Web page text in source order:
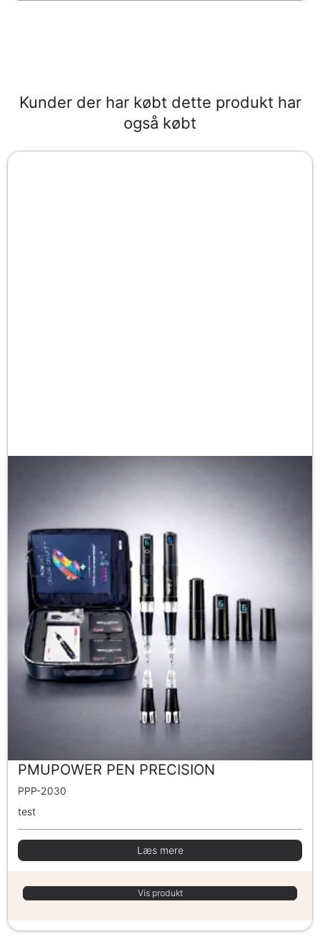
Kunder der har købt dette produkt har
også købt
PMUPOWER PEN PRECISION
PPP-2030
test
Læs mere
Vis produkt